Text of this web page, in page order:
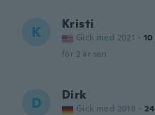
K Kristi
Gick med 2021 · 10
för 2 år sen
D Dirk
Gick med 2018 · 24